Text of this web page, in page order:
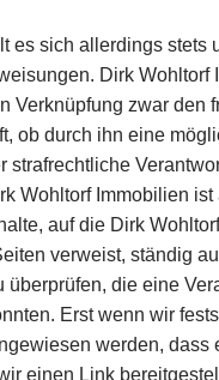
es sich allerdings stets
Dirk Wohltorf
Verknüpfung zwar den
ob durch ihn eine
strafrechtliche
Wohltorf Immobilien
auf die Dirk
verweist, ständig
überprüfen, die eine
Erst wenn wir
werden, dass
einen Link